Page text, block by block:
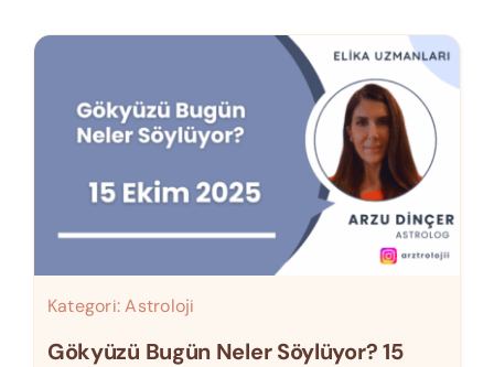
Kategori:Astroloji
Gökyüzü Bugün Neler Söylüyor? 15